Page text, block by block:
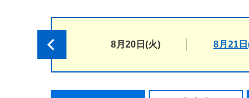
8月20日(火) 8月21